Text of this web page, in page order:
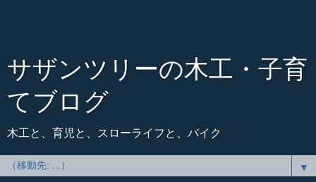
サザンツリーの木工・子育
てブログ
木工と、育児と、スローライフと、バイク
▼